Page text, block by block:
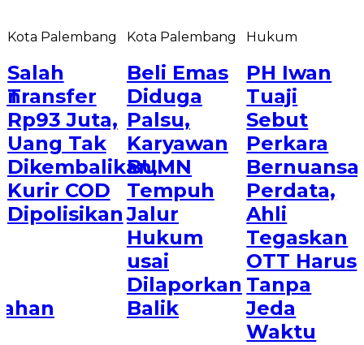
Kota Palembang
Salah
Transfer
Rp93 Juta,
Uang Tak
Dikembalikan,
Kurir COD
Dipolisikan
Kota Palembang
Beli Emas
Diduga
Palsu,
Karyawan
BUMN
Tempuh
Jalur
Hukum
usai
Dilaporkan
Balik
Hukum
PH Iwan
Tuaji
Sebut
Perkara
Bernuansa
Perdata,
Ahli
Tegaskan
OTT Harus
Tanpa
Jeda
Waktu